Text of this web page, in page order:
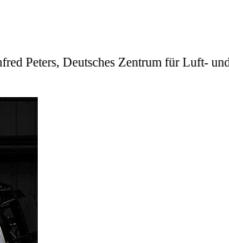
Peters, Deutsches Zentrum für Luft-